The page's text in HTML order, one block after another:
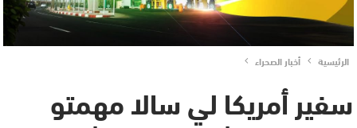
الرئيسية أخبار الصحراء
سفير أمريكا لي سالا مهمتو